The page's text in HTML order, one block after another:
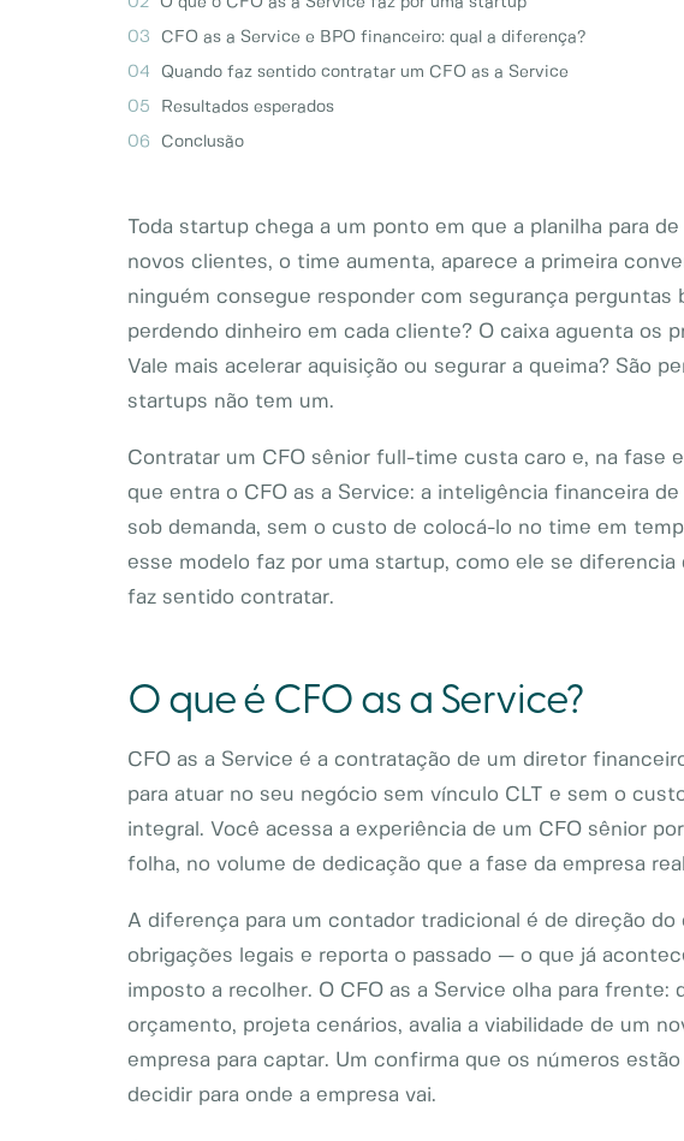
CFO as a Service e BPO financeiro: qual a diferença?
Quando faz sentido contratar um CFO as a Service
Resultados esperados
Conclusão
Toda startup chega a um ponto em que a planilha para
novos clientes, o time aumenta, aparece a primeira
ninguém consegue responder com segurança perguntas
perdendo dinheiro em cada cliente? O caixa aguenta os
Vale mais acelerar aquisição ou segurar a queima? São
startups não tem um.
Contratar um CFO sênior full-time custa caro e, na fase
que entra o CFO as a Service: a inteligência financeira
sob demanda, sem o custo de colocá-lo no time em
esse modelo faz por uma startup, como ele se
faz sentido contratar.
O que é CFO as a Service?
CFO as a Service é a contratação de um diretor
para atuar no seu negócio sem vínculo CLT e sem o
integral. Você acessa a experiência de um CFO sênior
folha, no volume de dedicação que a fase da empresa
A diferença para um contador tradicional é de direção do
obrigações legais e reporta o passado — o que já
imposto a recolher. O CFO as a Service olha para
orçamento, projeta cenários, avalia a viabilidade de um
empresa para captar. Um confirma que os números
decidir para onde a empresa vai.